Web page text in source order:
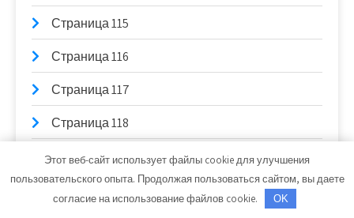
Страница 115
Страница 116
Страница 117
Страница 118
Страница 119
Этот веб-сайт использует файлы cookie для улучшения
пользовательского опыта. Продолжая пользоваться сайтом, вы даете
согласие на использование файлов cookie.
OK